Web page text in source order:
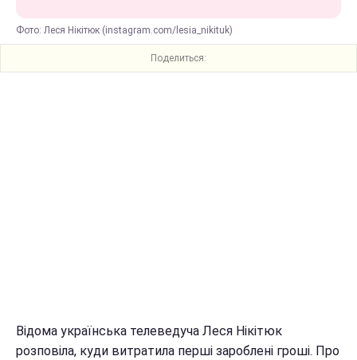
Фото: Леся Нікітюк (instagram.com/lesia_nikituk)
Поделиться:
Відома українська телеведуча Леся Нікітюк
розповіла, куди витратила перші зароблені гроші. Про